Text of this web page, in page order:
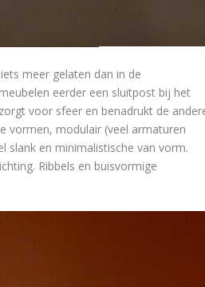
meer gelaten dan in de
eerder een sluitpost bij het
voor sfeer en benadrukt de
vormen, modulair (veel armaturen
slank en minimalistische van vorm.
Ribbels en buisvormige